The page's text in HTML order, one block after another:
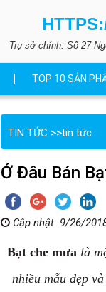
Trụ sở chính: Số 27
TOP 10 SẢN
TIN TỨC >>tin tức
Ở Đâu Bán
Cập nhật: 9/26/
Bạt che mưa là
nhiều mẫu đẹp